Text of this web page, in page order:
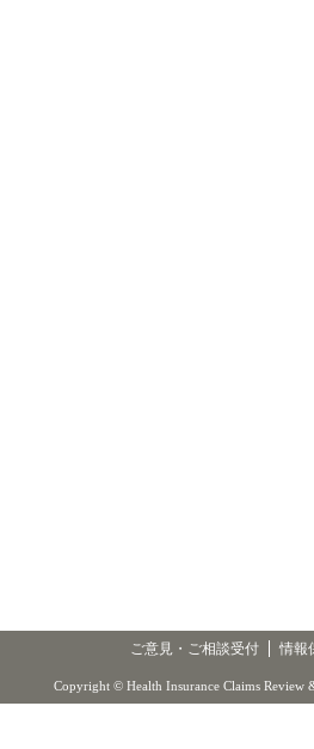
ご意見・ご相談受付 情報
Copyright © Health Insurance Claims Review